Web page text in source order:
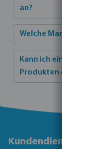
an?
Welche Marken bieten
Kann ich eine
Produkten
Kundendienst